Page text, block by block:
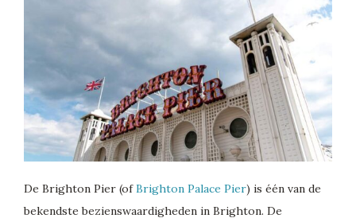
De Brighton Pier (ofBrighton Palace Pier) is één van de
bekendste bezienswaardigheden in Brighton. De